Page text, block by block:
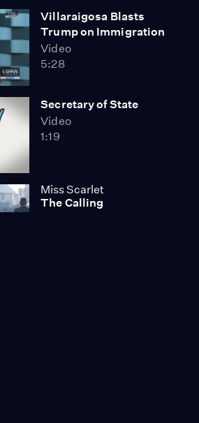
Villaraigosa Blasts
Trump on Immigration
Video
5:28
Secretary of State
Video
1:19
Miss Scarlet
The Calling